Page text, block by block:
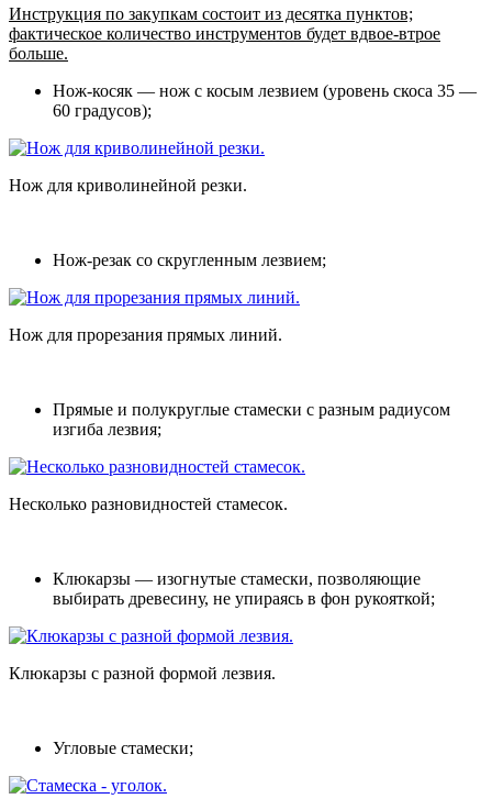
Инструкция по закупкам состоит из десятка пунктов;
фактическое количество инструментов будет вдвое-втрое
больше.
Нож-косяк — нож с косым лезвием (уровень скоса 35 —
60 градусов);
Нож для криволинейной резки.
Нож-резак со скругленным лезвием;
Нож для прорезания прямых линий.
Прямые и полукруглые стамески с разным радиусом
изгиба лезвия;
Несколько разновидностей стамесок.
Клюкарзы — изогнутые стамески, позволяющие
выбирать древесину, не упираясь в фон рукояткой;
Клюкарзы с разной формой лезвия.
Угловые стамески;